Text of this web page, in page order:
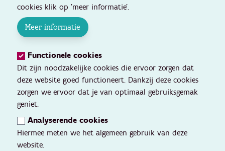
cookies klik op 'meer informatie'.
Meer informatie
Functionele cookies
Dit zijn noodzakelijke cookies die ervoor zorgen dat
deze website goed functioneert. Dankzij deze cookies
zorgen we ervoor dat je van optimaal gebruiksgemak
geniet.
Analyserende cookies
Hiermee meten we het algemeen gebruik van deze
website.